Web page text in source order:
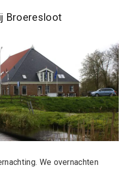
Broeresloot
We overnachten